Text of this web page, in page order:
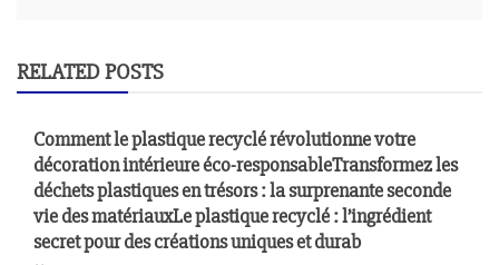
RELATED POSTS
Comment le plastique recyclé révolutionne votre
décoration intérieure éco-responsableTransformez les
déchets plastiques en trésors : la surprenante seconde
vie des matériauxLe plastique recyclé : l’ingrédient
secret pour des créations uniques et durab